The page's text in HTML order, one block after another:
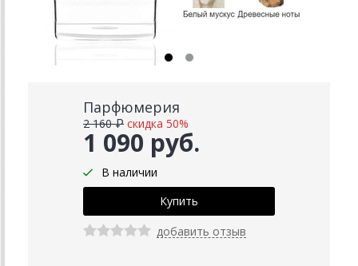
Парфюмерия
1 090 руб.
2 160 ₽ скидка 50%
В наличии
добавить отзыв